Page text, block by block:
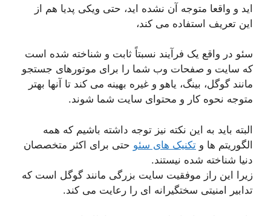
اید و واقعا متوجه آن نشده اید، حتی ویکی پدیا هم از
این تعریف استفاده می کند،
سئو در واقع یک فرآیند نسبتاً ثابت و شناخته شده است
که سایت و صفحات وب شما را برای موتورهای جستجو
مانند گوگل، بینگ، یاهو و غیره بهینه می کند تا آنها بهتر
متوجه نحوه کار و محتوای سایت شما شوند.
البته باید به این نکته نیز توجه داشته باشیم که همه
الگوریتم ها و تکنیک های سئو حتی برای اکثر متخصصان
دنیا شناخته شده نیستند.
زیرا این راز موفقیت سایت بزرگی مانند گوگل است که
تدابیر امنیتی سختگیرانه ای را رعایت می کند.